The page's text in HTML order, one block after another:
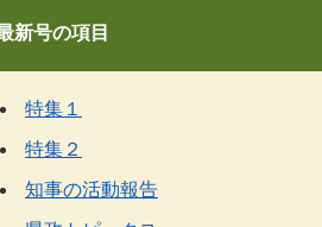
新号の項目
特集１
特集２
知事の活動報告